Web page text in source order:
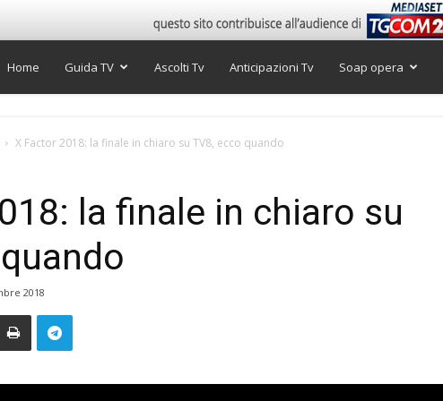
Super
Home Guida TV Ascolti Tv Anticipazioni Tv Soap opera
X Factor 2018: la finale in chiaro su TV8, ecco quando
la finale in chiaro su
2018